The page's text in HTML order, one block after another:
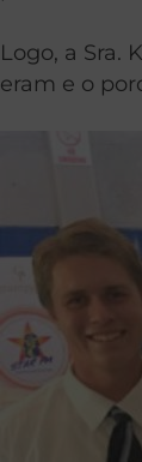
Logo, a Sra.
eram e o